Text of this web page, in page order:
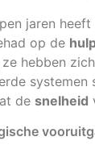
jaren heeft
op de
ze hebben
de snelheid